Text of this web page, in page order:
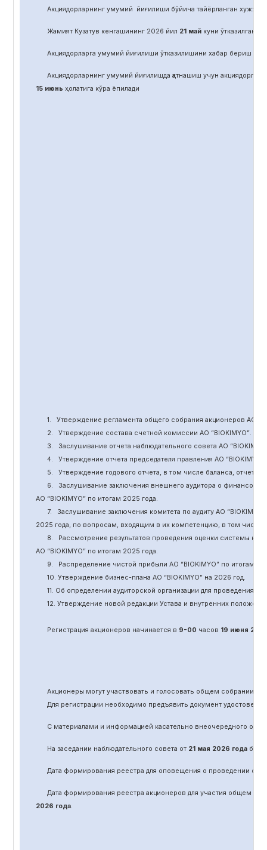
Акциядорларнинг умумий йиғилиши бўйича тайёрланган
Жамият Кузатув кенгашининг 2026 йил 21 майкуни ўтказилган
Акциядорларга умумий йиғилиши ўтказилишини хабар бериш
Акциядорларнинг умумий йиғилишда қатнашиш учун акциядорлар
15 июнь ҳолатига кўра ёпилади
1. Утверждение регламента общего собрания акционеров АО “
2.
Утверждение состава счетной комиссии АО “BIOKIMYO”.
3.
Заслушивание отчета наблюдательного совета АО “BIOKIMYO
4.
Утверждение отчета председателя правления АО “BIOKIMYO
5.
Утверждение годового отчета, в том числе баланса, отчет о
6.
Заслушивание заключения внешнего аудитора о финансовой
АО “BIOKIMYO”по итогам 2025 года.
7.
Заслушивание заключения комитета по аудитуАО “BIOKIMYO
2025 года, по вопросам, входящим в их компетенцию, в том
8.
Рассмотрение результатов проведения оценки системы
АО “BIOKIMYO”по итогам 2025 года.
9.
Распределение чистой прибыли АО “BIOKIMYO”по итогам
10. Утверждение бизнес-плана АО “BIOKIMYO”на 2026 год.
11. Об определении аудиторской организации для проведения
12. Утверждение новой редакции Устава и внутренних
Регистрация акционеров начинается в 9-00 часов 19 июня 202
Акционеры могут участвовать и голосовать общем собрании
Для регистрации необходимо предъявить документ
С материалами и информацией касательно внеочередного
На заседании наблюдательного совета от 21 мая 2026 годабыло
Дата формирования реестра для оповещения о проведении
Дата формирования реестра акционеров для участия общем
2026 года.